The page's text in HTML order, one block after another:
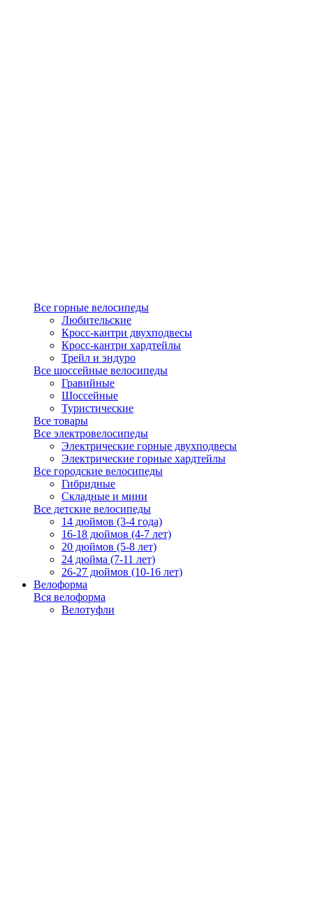
Все горные велосипеды
Любительские
Кросс-кантри двухподвесы
Кросс-кантри хардтейлы
Трейл и эндуро
Все шоссейные велосипеды
Гравийные
Шоссейные
Туристические
Все товары
Все электровелосипеды
Электрические горные двухподвесы
Электрические горные хардтейлы
Все городские велосипеды
Гибридные
Складные и мини
Все детские велосипеды
14 дюймов (3-4 года)
16-18 дюймов (4-7 лет)
20 дюймов (5-8 лет)
24 дюйма (7-11 лет)
26-27 дюймов (10-16 лет)
Велоформа
Вся велоформа
Велотуфли